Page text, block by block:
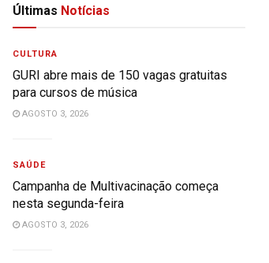
Últimas Notícias
CULTURA
GURI abre mais de 150 vagas gratuitas
para cursos de música
AGOSTO 3, 2026
SAÚDE
Campanha de Multivacinação começa
nesta segunda-feira
AGOSTO 3, 2026